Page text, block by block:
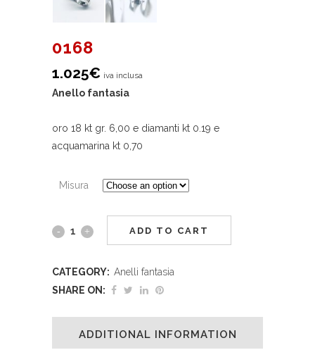
0168
1.025€ iva inclusa
Anello fantasia
oro 18 kt gr. 6,00 e diamanti kt 0.19 e
acquamarina kt 0,70
Misura
ADD TO CART
CATEGORY: Anelli fantasia
SHARE ON:
ADDITIONAL INFORMATION